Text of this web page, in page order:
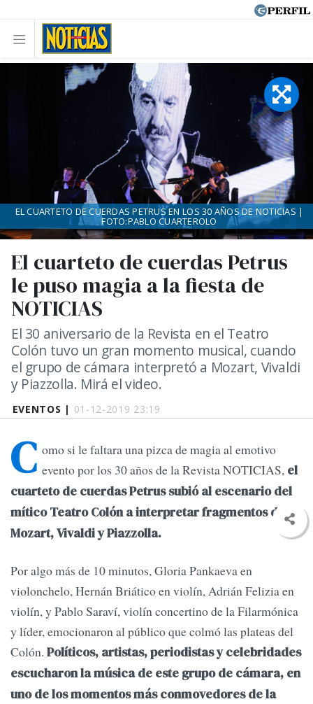
EVENTOS | 01-12-2019 23:19
El cuarteto de cuerdas Petrus
le puso magia a la fiesta de
NOTICIAS
El 30 aniversario de la Revista en el Teatro
Colón tuvo un gran momento musical, cuando
el grupo de cámara interpretó a Mozart, Vivaldi
y Piazzolla. Mirá el video.
EL CUARTETO DE CUERDAS PETRUS EN LOS 30 AÑOS DE NOTICIAS |
FOTO:PABLO CUARTEROLO
C omo si le faltara una pizca de magia al emotivo
evento por los 30 años de la Revista NOTICIAS, el
cuarteto de cuerdas Petrus subió al escenario del
mítico Teatro Colón a interpretar fragmentos de
Mozart, Vivaldi y Piazzolla.
Por algo más de 10 minutos, Gloria Pankaeva en
violonchelo, Hernán Briático en violín, Adrián Felizia en
violín, y Pablo Saraví, violín concertino de la Filarmónica
y líder, emocionaron al público que colmó las plateas del
Colón. Políticos, artistas, periodistas y celebridades
escucharon la música de este grupo de cámara, en
uno de los momentos más conmovedores de la